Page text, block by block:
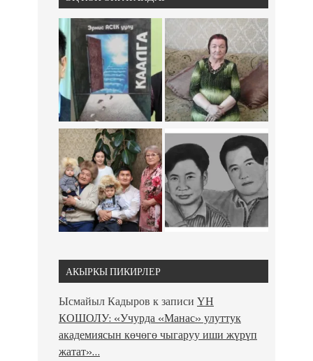
АКЫРКЫ ПИКИРЛЕР
Ысмайыл Кадыров к записи ҮН
КОШОЛУ: «Учурда «Манас» улуттук
академиясын көчөгө чыгаруу иши жүрүп
жатат»…